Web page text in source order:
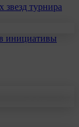
звезд турнира
инициативы